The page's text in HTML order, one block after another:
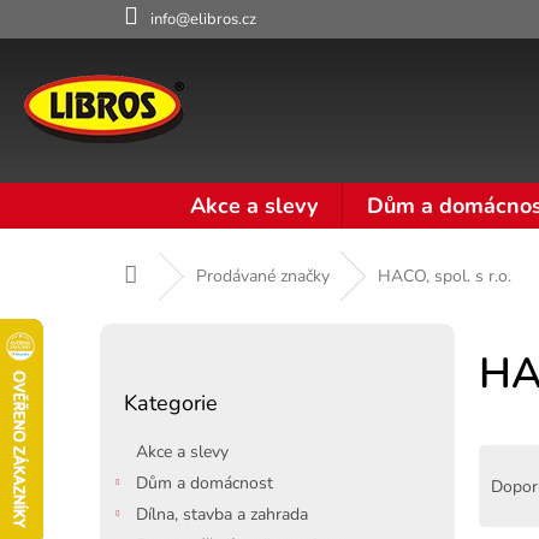
na
info@elibros.cz
Akce a slevy Dům a
Domů Prodávané značky HACO, spol. s r.o.
kategorie
Kategorie
Akce a slevy
Dům a domácnost
Dílna, stavba a zahrada